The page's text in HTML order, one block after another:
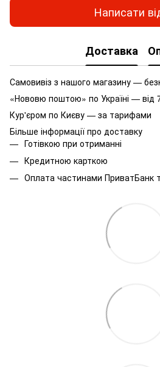
Написати
Доставка
Самовивіз з нашого магазину —
«Нововю поштою» по Україні — від
Кур'єром по Києву — за тарифами
Більше інформації про доставку
Готівкою при отриманні
Кредитною карткою
Оплата частинами ПриватБанк